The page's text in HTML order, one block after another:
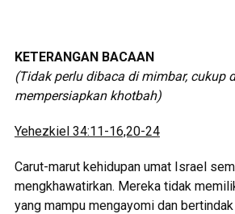
KETERANGAN BACAAN
(Tidak perlu dibaca di mimbar, cukup
mempersiapkankhotbah)
Yehezkiel 34:11-16,20-24
Carut-marut kehidupan umat Israel
mengkhawatirkan. Mereka tidak
yang mampu mengayomi dan